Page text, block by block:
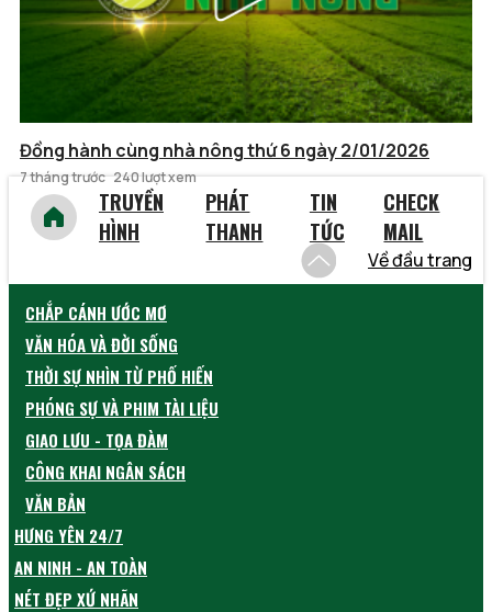
Đồng hành cùng nhà nông thứ 6 ngày 2/01/2026
7 tháng trước 240 lượt xem
TRUYỀN
HÌNH
PHÁT
THANH
TIN
TỨC
CHECK
MAIL
Về đầu trang
CHẮP CÁNH ƯỚC MƠ
VĂN HÓA VÀ ĐỜI SỐNG
THỜI SỰ NHÌN TỪ PHỐ HIẾN
PHÓNG SỰ VÀ PHIM TÀI LIỆU
GIAO LƯU - TỌA ĐÀM
CÔNG KHAI NGÂN SÁCH
VĂN BẢN
HƯNG YÊN 24/7
AN NINH - AN TOÀN
NÉT ĐẸP XỨ NHÃN